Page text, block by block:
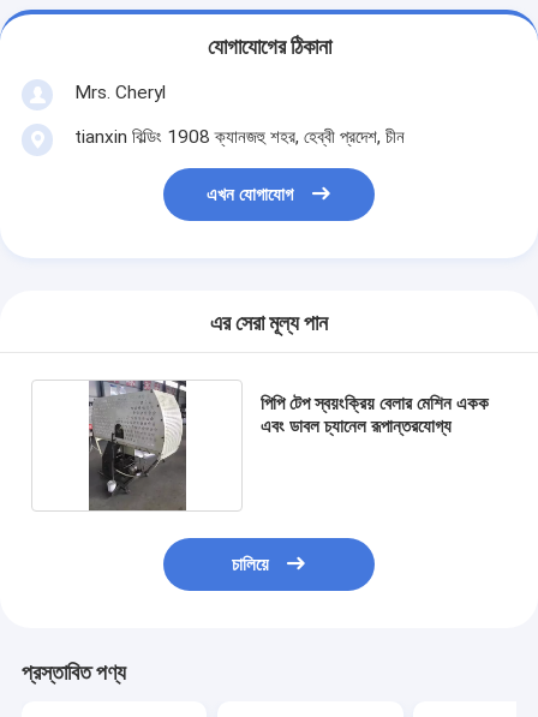
যোগাযোগের ঠিকানা
Mrs. Cheryl
tianxin বিল্ডিং 1908 ক্যানজহু শহর, হেব্বী প্রদেশ, চীন
এখন যোগাযোগ
এর সেরা মূল্য পান
পিপি টেপ স্বয়ংক্রিয় বেলার মেশিন একক
এবং ডাবল চ্যানেল রূপান্তরযোগ্য
চালিয়ে
প্রস্তাবিত পণ্য